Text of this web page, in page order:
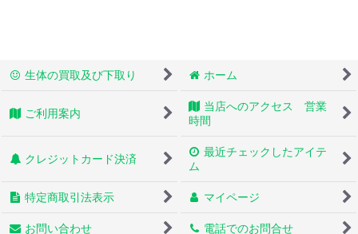
生体の買取及び下取り ホーム
ご利用案内
当店へのアクセス 営業
時間
クレジットカード決済
最近チェックしたアイテ
ム
特定商取引法表示 マイページ
お問い合わせ 電話でのお問合せ